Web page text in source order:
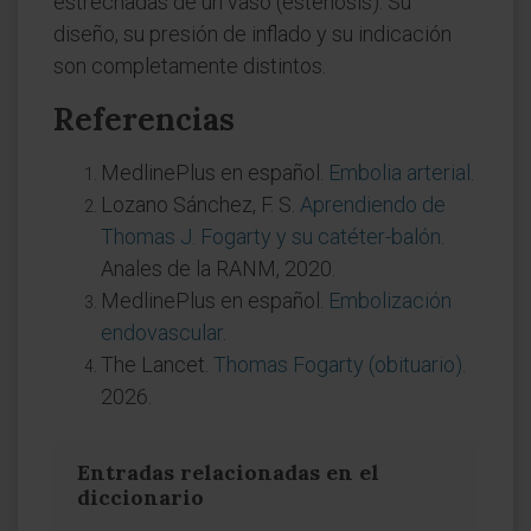
diseño, su presión de inflado y su indicación
son completamente distintos.
Referencias
MedlinePlus en español. Embolia arterial
Lozano Sánchez, F. S. Aprendiendo de
Thomas J. Fogarty y su catéter-balón
Anales de la RANM, 2020.
MedlinePlus en español. Embolización
endovascular
The Lancet. Thomas Fogarty (obituario)
2026.
Entradas relacionadas en el
diccionario